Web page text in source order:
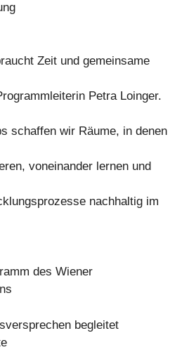
Zeit und gemeinsame
Petra Loinger.
schaffen wir Räume, in denen
voneinander lernen und
nachhaltig im
des Wiener
begleitet